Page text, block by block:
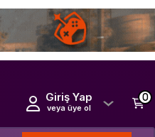
Giriş Yap
veya üye ol
0